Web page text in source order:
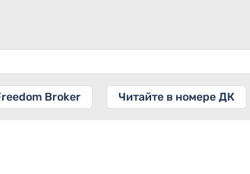
Broker Читайте в номере ДК